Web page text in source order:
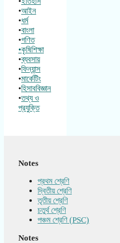
•আইন
•ধর্ম
•বাংলা
•গণিত
•কৃষিশিক্ষা
•ব্যবসায়
•ফিন্যান্স
•মার্কেটিং
•হিসাববিজ্ঞান
•তথ্য ও
প্রযুক্তি
Notes
প্রথম শ্রেণি
দ্বিতীয় শ্রেণি
তৃতীয় শ্রেণি
চতুর্থ শ্রেণি
পঞ্চম শ্রেণি (PSC)
Notes